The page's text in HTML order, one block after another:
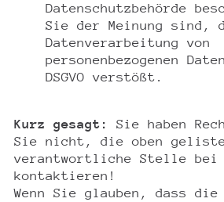
Datenschutzbehörde
Sie der Meinung sind,
Datenverarbeitung von
personenbezogenen
DSGVO verstößt.
Kurz gesagt:
Sie haben
Sie nicht, die oben
verantwortliche Stelle bei
kontaktieren!
Wenn Sie glauben, dass